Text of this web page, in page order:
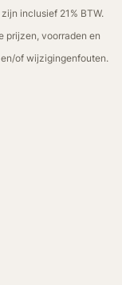
inclusief 21% BTW.
prijzen, voorraden en
of wijzigingenfouten.